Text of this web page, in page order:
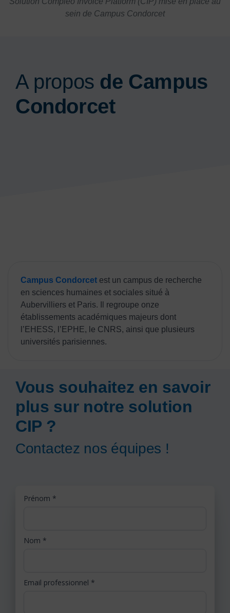
sein de Campus Condorcet
A propos de Campus
Condorcet
Campus Condorcet est un campus de recherche
en sciences humaines et sociales situé à
Aubervilliers et Paris. Il regroupe onze
établissements académiques majeurs dont
l’EHESS, l’EPHE, le CNRS, ainsi que plusieurs
universités parisiennes.
Vous souhaitez en savoir
plus sur notre solution
CIP ?
Contactez nos équipes !
Prénom *
Nom *
Email professionnel *